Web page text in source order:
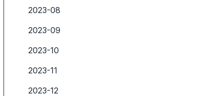
2023-08
2023-09
2023-10
2023-11
2023-12